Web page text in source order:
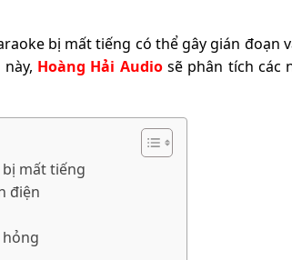
bị mất tiếng có thể gây gián đoạn
Hoàng Hải Audiosẽ phân tích các
mất tiếng
điện